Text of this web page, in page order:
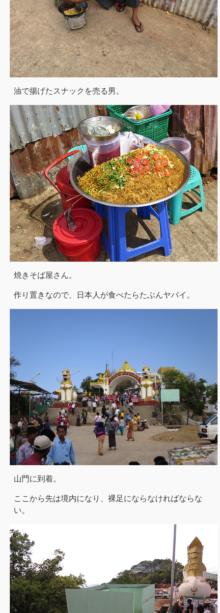
油で揚げたスナックを売る男。
焼きそば屋さん。
作り置きなので、日本人が食べたらたぶんヤバイ。
山門に到着。
ここから先は境内になり、裸足にならなければならな
い。